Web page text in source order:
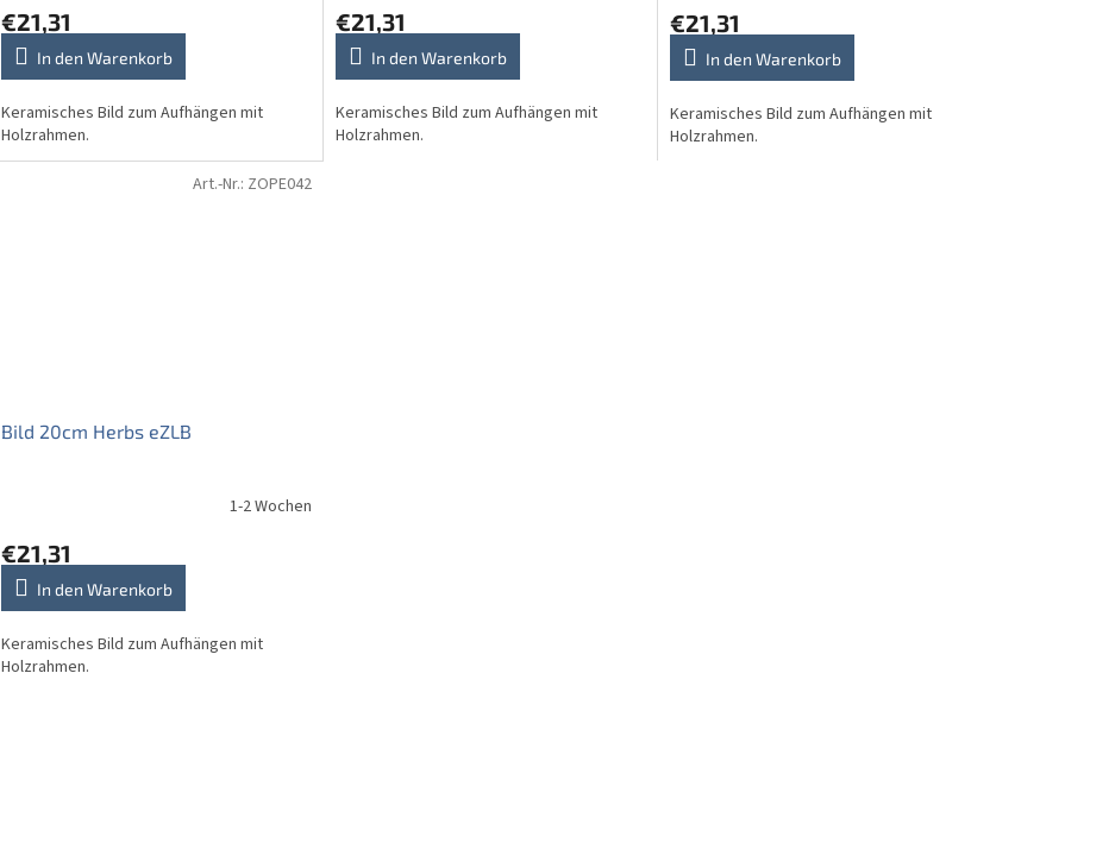
€21,31
In den Warenkorb
Keramisches Bild zum Aufhängen mit
Holzrahmen.
€21,31
In den Warenkorb
Keramisches Bild zum Aufhängen mit
Holzrahmen.
€21,31
In den Warenkorb
Keramisches Bild zum Aufhängen mit
Holzrahmen.
Bild 20cm Herbs eZLB
1-2 Wochen
€21,31
In den Warenkorb
Keramisches Bild zum Aufhängen mit
Holzrahmen.
Art.-Nr.: ZOPE042